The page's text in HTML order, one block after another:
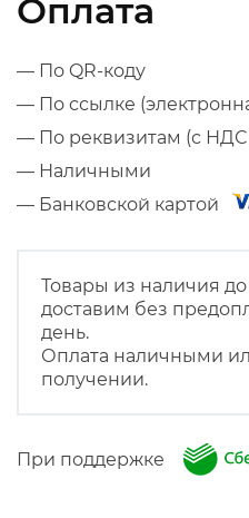
Оплата
— По QR-коду
— По ссылке
— По реквизитам (с НДС
— Наличными
— Банковской картой
Товары из наличия
доставим без
день.
Оплата наличными
получении.
При поддержке